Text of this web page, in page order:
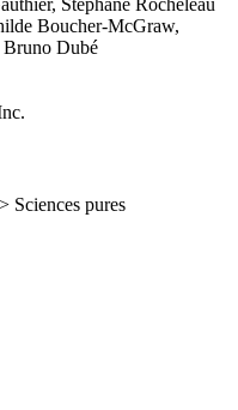
Boucher-McGraw,
Bruno Dubé
Sciences pures